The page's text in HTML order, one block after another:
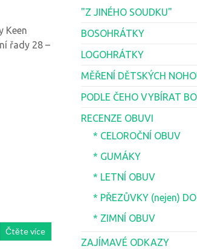
Keen
řady 28 –
Čtěte více
"Z JINÉHO SOUDKU"
BOSOHRÁTKY
LOGOHRÁTKY
MĚŘENÍ DĚTSKÝCH
PODLE ČEHO VYBÍRAT
RECENZE OBUVI
* CELOROČNÍ OBUV
* GUMÁKY
* LETNÍ OBUV
* PŘEZŮVKY (nejen)
* ZIMNÍ OBUV
ZAJÍMAVÉ ODKAZY